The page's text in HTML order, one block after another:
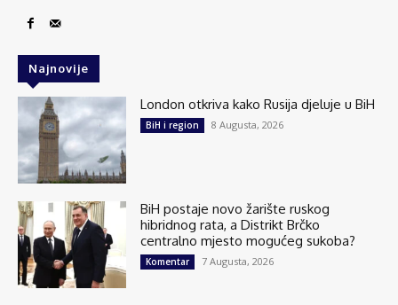
Najnovije
London otkriva kako Rusija djeluje u BiH
BiH i region 8 Augusta, 2026
BiH postaje novo žarište ruskog
hibridnog rata, a Distrikt Brčko
centralno mjesto mogućeg sukoba?
Komentar 7 Augusta, 2026